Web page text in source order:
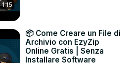
1:15
📦 Come Creare un File di
Archivio con EzyZip
Online Gratis | Senza
Installare Software